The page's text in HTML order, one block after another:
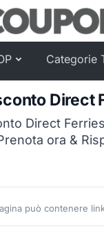
Categorie
Direct
Direct
ora &
può contenere